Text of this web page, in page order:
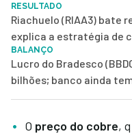
RESULTADO
Riachuelo (RIAA3) bate
explica a estratégia de
BALANÇO
Lucro do Bradesco
bilhões; banco ainda
O preço do cobre,